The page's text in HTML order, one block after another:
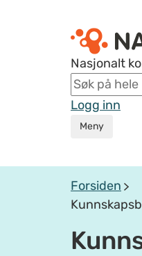
Nasjonalt
Logg inn
Meny
Forsiden